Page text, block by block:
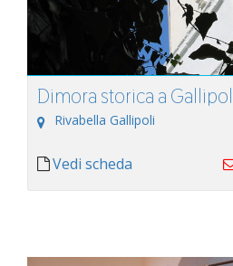
Dimora storica a
Rivabella Gallipoli
Vedi scheda